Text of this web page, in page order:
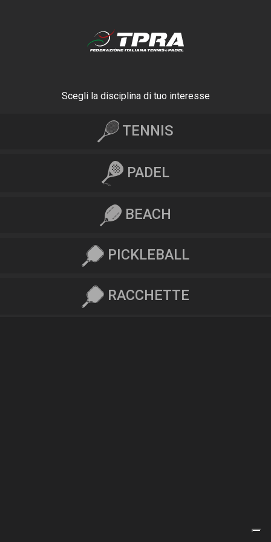
Scegli la disciplina di tuo interesse
TENNIS
PADEL
BEACH
PICKLEBALL
RACCHETTE